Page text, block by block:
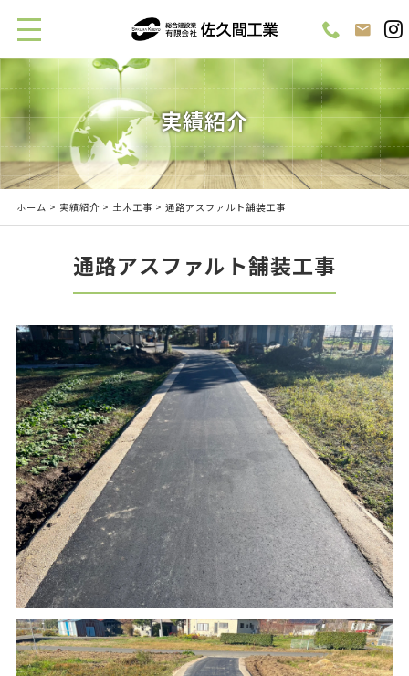
実績紹介
ホーム > 実績紹介> 土木工事 > 通路アスファルト舗装工事
通路アスファルト舗装工事